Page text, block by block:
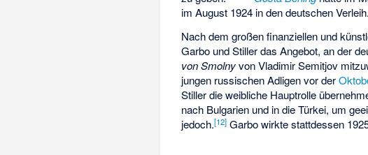
im August 1924 in den deutschen Verleih.
Nach dem großen finanziellen und
Garbo und Stiller das Angebot, an der
von Smolnyvon Vladimir Semitjov
jungen russischen Adligen vor der
Stiller die weibliche Hauptrolle
nach Bulgarien und in die Türkei, um
jedoch.[12] Garbo wirkte stattdessen